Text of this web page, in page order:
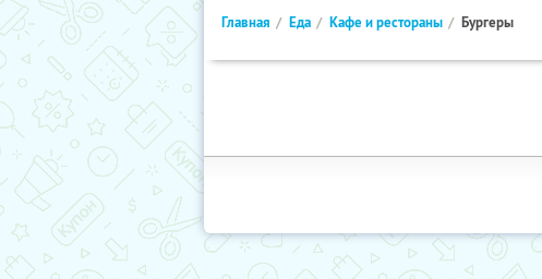
Главная Еда Кафе и рестораны Бургеры